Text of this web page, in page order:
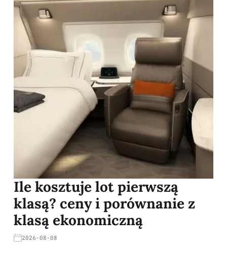
Ile kosztuje lot pierwszą
klasą? ceny i porównanie z
klasą ekonomiczną
2026-08-08